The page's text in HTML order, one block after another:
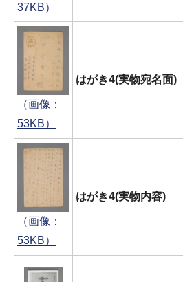
37KB）
（画像：
53KB）
はがき4(実物宛名面)
（画像：
53KB）
はがき4(実物内容)